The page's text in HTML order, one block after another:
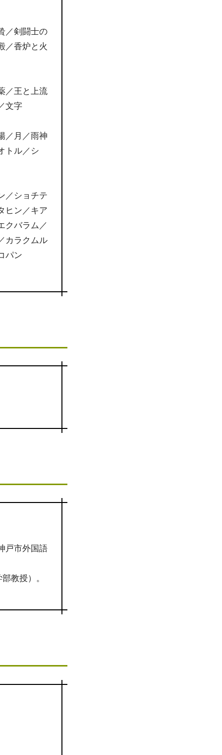
／剣闘士の
／香炉と火
／王と上流
文字
／月／雨神
トル／シ
／ショチテ
ヒン／キア
クバラム／
カラクムル
パン
戸市外国語
教授）。